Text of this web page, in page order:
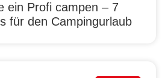
ein Profi campen – 7
für den Campingurlaub